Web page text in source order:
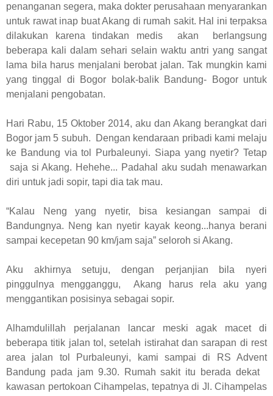
penanganan segera, maka dokter perusahaan menyarankan
untuk rawat inap buat Akang di rumah sakit. Hal ini terpaksa
dilakukan karena tindakan medis akan berlangsung
beberapa kali dalam sehari selain waktu antri yang sangat
lama bila harus menjalani berobat jalan. Tak mungkin kami
yang tinggal di Bogor bolak-balik Bandung- Bogor untuk
menjalani pengobatan.
Hari Rabu, 15 Oktober 2014, aku dan Akang berangkat dari
Bogor jam 5 subuh. Dengan kendaraan pribadi kami melaju
ke Bandung via tol Purbaleunyi. Siapa yang nyetir? Tetap
saja si Akang. Hehehe... Padahal aku sudah menawarkan
diri untuk jadi sopir, tapi dia tak mau.
“Kalau Neng yang nyetir, bisa kesiangan sampai di
Bandungnya. Neng kan nyetir kayak keong...hanya berani
sampai kecepetan 90 km/jam saja” seloroh si Akang.
Aku akhirnya setuju, dengan perjanjian bila nyeri
pinggulnya mengganggu, Akang harus rela aku yang
menggantikan posisinya sebagai sopir.
Alhamdulillah perjalanan lancar meski agak macet di
beberapa titik jalan tol, setelah istirahat dan sarapan di rest
area jalan tol Purbaleunyi, kami sampai di RS Advent
Bandung pada jam 9.30. Rumah sakit itu berada dekat
kawasan pertokoan Cihampelas, tepatnya di Jl. Cihampelas